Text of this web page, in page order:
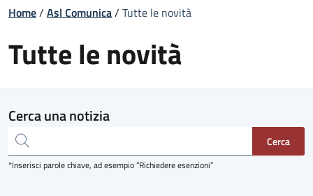
Home/ Asl Comunica/ Tutte le novità
Tutte le novità
Cerca una notizia
*Inserisci parole chiave, ad esempio “Richiedere esenzioni”